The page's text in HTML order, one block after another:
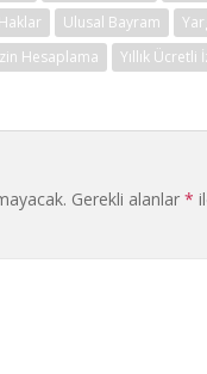
Ulusal Bayram
Hesaplama Yıllık Ücretli
Gerekli alanlar *